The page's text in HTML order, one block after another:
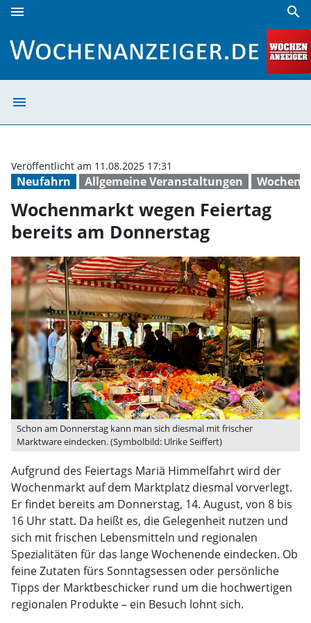
menu search
menu
Neufahrn Allgemeine Veranstaltungen
Veröffentlicht am 11.08.2025 17:31
Wochenmarkt wegen Feiertag
bereits am Donnerstag
Schon am Donnerstag kann man sich diesmal mit frischer
Marktware eindecken. (Symbolbild: Ulrike Seiffert)
Aufgrund des Feiertags Mariä Himmelfahrt wird der
Wochenmarkt auf dem Marktplatz diesmal vorverlegt.
Er findet bereits am Donnerstag, 14. August, von 8 bis
16 Uhr statt. Da heißt es, die Gelegenheit nutzen und
sich mit frischen Lebensmitteln und regionalen
Spezialitäten für das lange Wochenende eindecken. Ob
feine Zutaten fürs Sonntagsessen oder persönliche
Tipps der Marktbeschicker rund um die hochwertigen
regionalen Produkte – ein Besuch lohnt sich.